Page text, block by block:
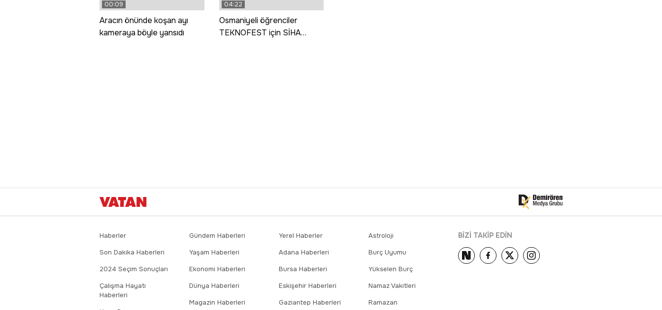
00:09
Aracın önünde koşan ayı
kameraya böyle yansıdı
04:22
Osmaniyeli öğrenciler
TEKNOFEST için SİHA
Haberler
Son Dakika Haberleri
2024 Seçim Sonuçları
Çalışma Hayatı
Haberleri
Gündem Haberleri
Yaşam Haberleri
Ekonomi Haberleri
Dünya Haberleri
Magazin Haberleri
Yerel Haberler
Adana Haberleri
Bursa Haberleri
Eskişehir Haberleri
Gaziantep Haberleri
Astroloji
Burç Uyumu
Yükselen Burç
Namaz Vakitleri
Ramazan
BİZİ TAKİP EDİN